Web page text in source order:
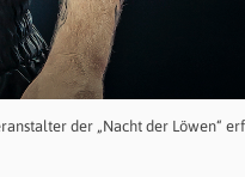
der „Nacht der Löwen“